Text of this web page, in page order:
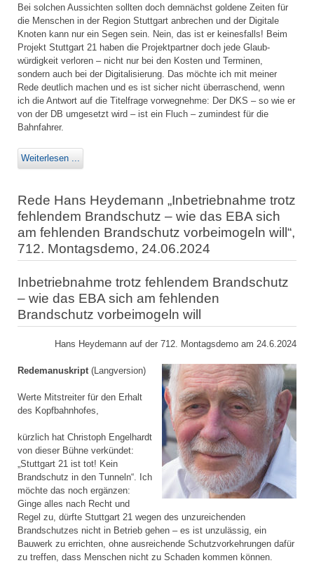
Bei solchen Aussichten sollten doch demnächst goldene Zeiten für
die Menschen in der Region Stuttgart anbrechen und der Digitale
Knoten kann nur ein Segen sein. Nein, das ist er keinesfalls! Beim
Projekt Stuttgart 21 haben die Projektpartner doch jede Glaub­
würdigkeit verloren – nicht nur bei den Kosten und Terminen,
sondern auch bei der Digitalisierung. Das möchte ich mit meiner
Rede deutlich machen und es ist sicher nicht überraschend, wenn
ich die Antwort auf die Titelfrage vorwegnehme: Der DKS – so wie er
von der DB umgesetzt wird – ist ein Fluch – zumindest für die
Bahnfahrer.
Weiterlesen ...
Rede Hans Heydemann „Inbetriebnahme trotz
fehlendem Brandschutz – wie das EBA sich
am fehlenden Brandschutz vorbeimogeln will“,
712. Montagsdemo, 24.06.2024
Inbetriebnahme trotz fehlendem Brandschutz
– wie das EBA sich am fehlenden
Brandschutz vorbeimogeln will
Hans Heydemann auf der 712. Montagsdemo am 24.6.2024
Redemanuskript (Langversion)
Werte Mitstreiter für den Erhalt
des Kopfbahnhofes,
kürzlich hat Christoph Engelhardt
von dieser Bühne verkündet:
„Stuttgart 21 ist tot! Kein
Brandschutz in den Tunneln“. Ich
möchte das noch ergänzen:
Ginge alles nach Recht und
Regel zu, dürfte Stuttgart 21 wegen des unzureichenden
Brandschutzes nicht in Betrieb gehen – es ist unzulässig, ein
Bauwerk zu errichten, ohne ausreichende Schutzvorkehrungen dafür
zu treffen, dass Menschen nicht zu Schaden kommen können.